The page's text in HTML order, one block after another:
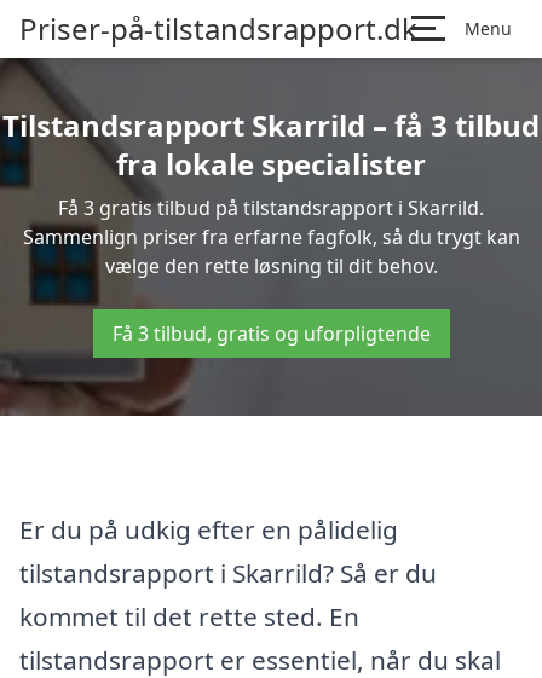
Priser-på-tilstandsrapport.dk Menu
Tilstandsrapport Skarrild – få 3 tilbud
fra lokale specialister
Få 3 gratis tilbud på tilstandsrapport i Skarrild.
Sammenlign priser fra erfarne fagfolk, så du trygt kan
vælge den rette løsning til dit behov.
Få 3 tilbud, gratis og uforpligtende
Er du på udkig efter en pålidelig
tilstandsrapport i Skarrild? Så er du
kommet til det rette sted. En
tilstandsrapport er essentiel, når du skal